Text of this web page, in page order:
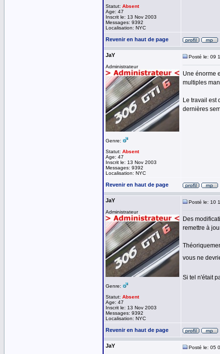
Statut: Absent
Age: 47
Inscrit le: 13 Nov 2003
Messages: 9392
Localisation: NYC
Revenir en haut de page
JaY
Administrateur
Genre:
Statut: Absent
Age: 47
Inscrit le: 13 Nov 2003
Messages: 9392
Localisation: NYC
Posté le: 09
Une énorme
multiples
Le travail est
dernières
Revenir en haut de page
JaY
Administrateur
Genre:
Statut: Absent
Age: 47
Inscrit le: 13 Nov 2003
Messages: 9392
Localisation: NYC
Posté le: 10
Des
remettre à
vous ne
Si tel n'était
Revenir en haut de page
JaY Posté le: 05